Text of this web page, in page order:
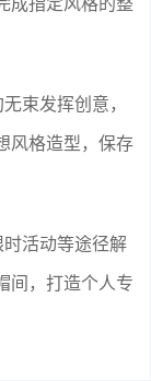
束发挥创意，
风格造型，保存
活动等途径解
间，打造个人专